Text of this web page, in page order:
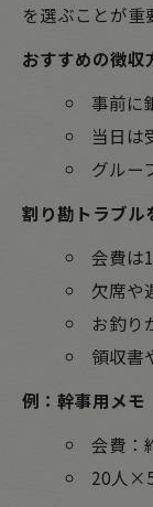
を選ぶことが重
おすすめの徴収
事前に
当日は
グルー
割り勘トラブル
会費は
欠席や
お釣り
領収書
例：幹事用メモ
会費：
20人